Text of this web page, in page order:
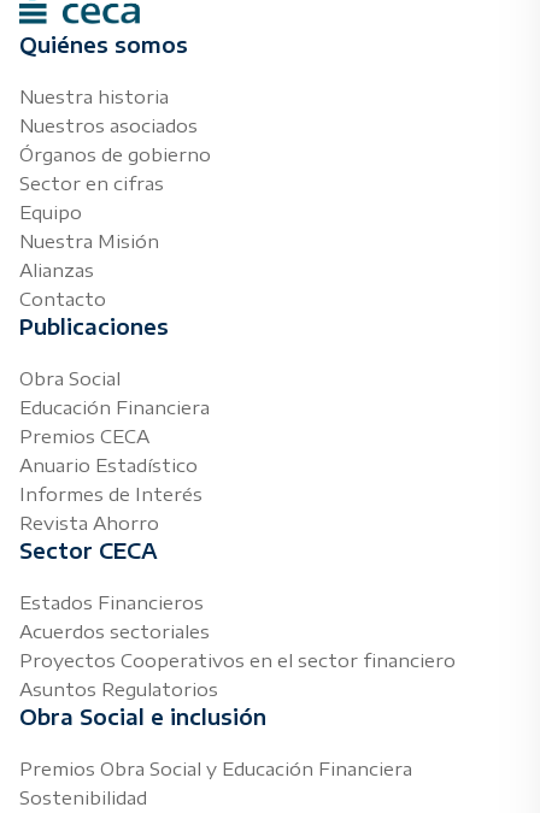
Quiénes somos
Nuestra historia
Nuestros asociados
Órganos de gobierno
Sector en cifras
Equipo
Nuestra Misión
Alianzas
Contacto
Publicaciones
Obra Social
Educación Financiera
Premios CECA
Anuario Estadístico
Informes de Interés
Revista Ahorro
Sector CECA
Estados Financieros
Acuerdos sectoriales
Proyectos Cooperativos en el sector financiero
Asuntos Regulatorios
Obra Social e inclusión
Premios Obra Social y Educación Financiera
Sostenibilidad